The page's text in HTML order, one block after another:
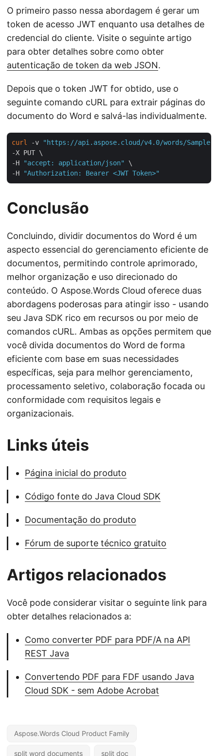
O primeiro passo nessa abordagem é gerar um
token de acesso JWT enquanto usa detalhes de
credencial do cliente. Visite o seguinte artigo
para obter detalhes sobre como obter
autenticação de token da web JSON.
Depois que o token JWT for obtido, use o
seguinte comando cURL para extrair páginas do
documento do Word e salvá-las individualmente.
curl -v
"https://api.aspose.cloud/v4.0/words/
-X PUT \
-H
"accept: application/json"
\
-H
"Authorization: Bearer <JWT Token>"
Conclusão
Concluindo, dividir documentos do Word é um
aspecto essencial do gerenciamento eficiente de
documentos, permitindo controle aprimorado,
melhor organização e uso direcionado do
conteúdo. O Aspose.Words Cloud oferece duas
abordagens poderosas para atingir isso - usando
seu Java SDK rico em recursos ou por meio de
comandos cURL. Ambas as opções permitem que
você divida documentos do Word de forma
eficiente com base em suas necessidades
específicas, seja para melhor gerenciamento,
processamento seletivo, colaboração focada ou
conformidade com requisitos legais e
organizacionais.
Links úteis
Página inicial do produto
Código fonte do Java Cloud SDK
Documentação do produto
Fórum de suporte técnico gratuito
Artigos relacionados
Você pode considerar visitar o seguinte link para
obter detalhes relacionados a:
Como converter PDF para PDF/A na API
REST Java
Convertendo PDF para FDF usando Java
Cloud SDK - sem Adobe Acrobat
Aspose.Words Cloud Product Family
split word documents split doc